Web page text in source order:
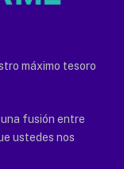
máximo tesoro
fusión entre
ustedes nos